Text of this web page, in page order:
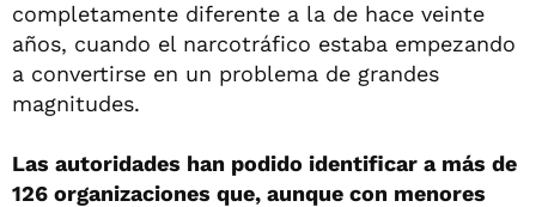
completamente diferente a la de hace veinte
años, cuando el narcotráfico estaba empezando
a convertirse en un problema de grandes
magnitudes.
Las autoridades han podido identificar a más de
126 organizaciones que, aunque con menores